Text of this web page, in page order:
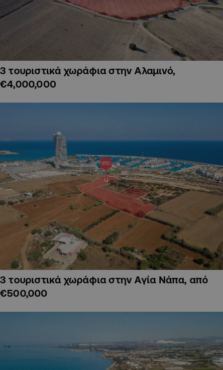
3 τουριστικά χωράφια στην Αλαμινό,
€4,000,000
3 τουριστικά χωράφια στην Αγία Νάπα, από
€500,000